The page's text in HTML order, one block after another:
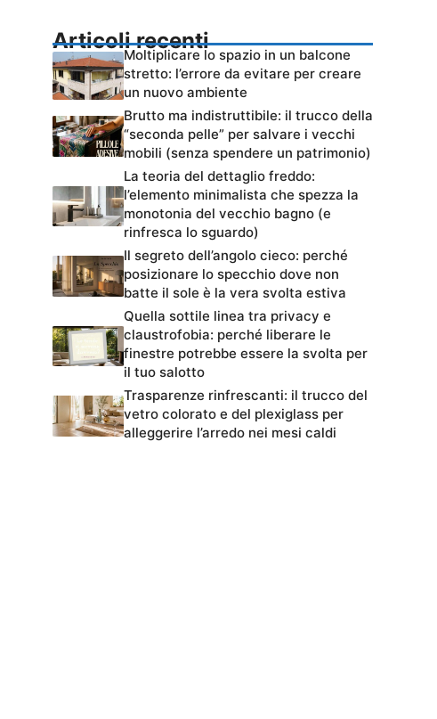
Articoli recenti
Moltiplicare lo spazio in un balcone
stretto: l’errore da evitare per creare
un nuovo ambiente
Brutto ma indistruttibile: il trucco della
“seconda pelle” per salvare i vecchi
mobili (senza spendere un patrimonio)
La teoria del dettaglio freddo:
l’elemento minimalista che spezza la
monotonia del vecchio bagno (e
rinfresca lo sguardo)
Il segreto dell’angolo cieco: perché
posizionare lo specchio dove non
batte il sole è la vera svolta estiva
Quella sottile linea tra privacy e
claustrofobia: perché liberare le
finestre potrebbe essere la svolta per
il tuo salotto
Trasparenze rinfrescanti: il trucco del
vetro colorato e del plexiglass per
alleggerire l’arredo nei mesi caldi